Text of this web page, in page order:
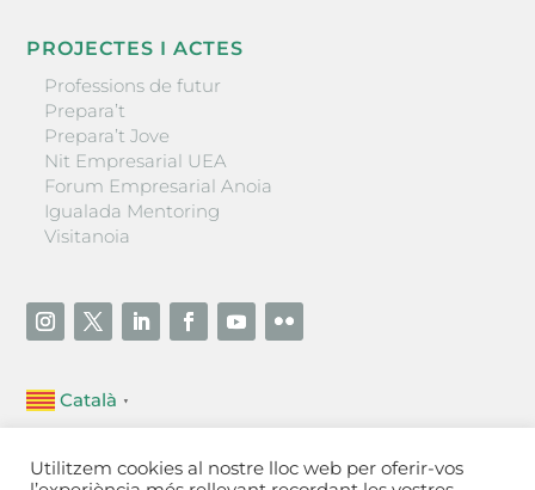
PROJECTES I ACTES
Professions de futur
Prepara’t
Prepara’t Jove
Nit Empresarial UEA
Forum Empresarial Anoia
Igualada Mentoring
Visitanoia
Català ▼
Unió Empresarial de l’Anoia (UEA)
Ctra. de Manresa, 131, 08700 – Igualada (Barcelona)
Utilitzem cookies al nostre lloc web per oferir-vos